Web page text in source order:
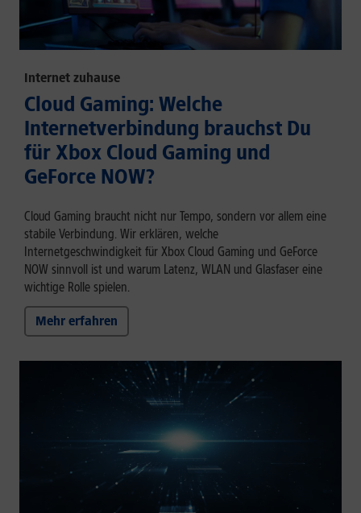
Internet zuhause
Cloud Gaming: Welche
Internetverbindung brauchst Du
für Xbox Cloud Gaming und
GeForce NOW?
Cloud Gaming braucht nicht nur Tempo, sondern vor allem eine
stabile Verbindung. Wir erklären, welche
Internetgeschwindigkeit für Xbox Cloud Gaming und GeForce
NOW sinnvoll ist und warum Latenz, WLAN und Glasfaser eine
wichtige Rolle spielen.
Mehr erfahren